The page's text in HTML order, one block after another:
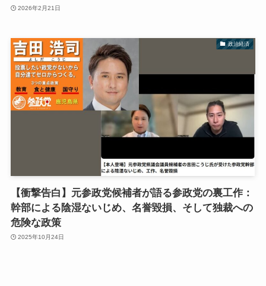
2026年2月21日
政治経済
【衝撃告白】元参政党候補者が語る参政党の裏工作：
幹部による陰湿ないじめ、名誉毀損、そして独裁への
危険な政策
2025年10月24日